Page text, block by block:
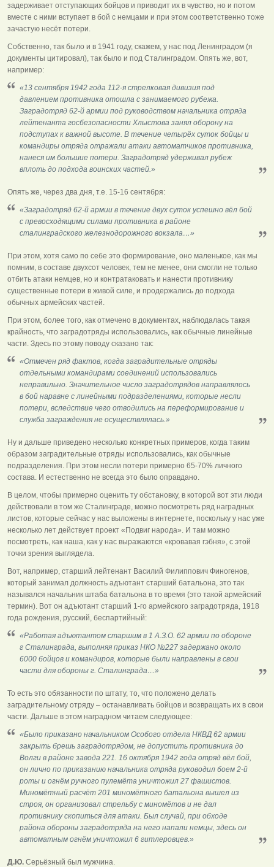
задерживает отступающих бойцов и приводит их в чувство, но и потом
вместе с ними вступает в бой с немцами и при этом соответственно тоже
зачастую несёт потери.
Собственно, так было и в 1941 году, скажем, у нас под Ленинградом (я
документы цитировал), так было и под Сталинградом. Опять же, вот,
например:
«13 сентября 1942 года 112-я стрелковая дивизия под
давлением противника отошла с занимаемого рубежа.
Заградотряд 62-й армии под руководством начальника отряда
лейтенанта госбезопасности Хлыстова занял оборону на
подступах к важной высоте. В течение четырёх суток бойцы и
командиры отряда отражали атаки автоматчиков противника,
нанеся им большие потери. Заградотряд удерживал рубеж
вплоть до подхода воинских частей.»
Опять же, через два дня, т.е. 15-16 сентября:
«Заградотряд 62-й армии в течение двух суток успешно вёл бой
с превосходящими силами противника в районе
сталинградского железнодорожного вокзала…»
При этом, хотя само по себе это формирование, оно маленькое, как мы
помним, в составе двухсот человек, тем не менее, они смогли не только
отбить атаки немцев, но и контратаковать и нанести противнику
существенные потери в живой силе, и продержались до подхода
обычных армейских частей.
При этом, более того, как отмечено в документах, наблюдалась такая
крайность, что заградотряды использовались, как обычные линейные
части. Здесь по этому поводу сказано так:
«Отмечен ряд фактов, когда заградительные отряды
отдельными командирами соединений использовались
неправильно. Значительное число заградотрядов направлялось
в бой наравне с линейными подразделениями, которые несли
потери, вследствие чего отводились на переформирование и
служба заграждения не осуществлялась.»
Ну и дальше приведено несколько конкретных примеров, когда таким
образом заградительные отряды использовались, как обычные
подразделения. При этом несли потери примерно 65-70% личного
состава. И естественно не всегда это было оправдано.
В целом, чтобы примерно оценить ту обстановку, в которой вот эти люди
действовали в том же Сталинграде, можно посмотреть ряд наградных
листов, которые сейчас у нас выложены в интернете, поскольку у нас уже
несколько лет действует проект «Подвиг народа». И там можно
посмотреть, как наша, как у нас выражаются «кровавая гэбня», с этой
точки зрения выглядела.
Вот, например, старший лейтенант Василий Филиппович Финогенов,
который занимал должность адъютант старший батальона, это так
назывался начальник штаба батальона в то время (это такой армейский
термин). Вот он адъютант старший 1-го армейского заградотряда, 1918
года рождения, русский, беспартийный:
«Работая адъютантом старшим в 1 А.З.О. 62 армии по обороне
г Сталинграда, выполняя приказ НКО №227 задержано около
6000 бойцов и командиров, которые были направлены в свои
части для обороны г. Сталинграда…»
То есть это обязанности по штату, то, что положено делать
заградительному отряду – останавливать бойцов и возвращать их в свои
части. Дальше в этом наградном читаем следующее:
«Было приказано начальником Особого отдела НКВД 62 армии
закрыть брешь заградотрядом, не допустить противника до
Волги в районе завода 221. 16 октября 1942 года отряд вёл бой,
он лично по приказанию начальника отряда руководил боем 2-й
роты и огнём ручного пулемёта уничтожил 27 фашистов.
Миномётный расчёт 201 миномётного батальона вышел из
строя, он организовал стрельбу с миномётов и не дал
противнику скопиться для атаки. Был случай, при обходе
района обороны заградотряда на него напали немцы, здесь он
автоматным огнём уничтожил 6 гитлеровцев.»
Д.Ю. Серьёзный был мужчина.